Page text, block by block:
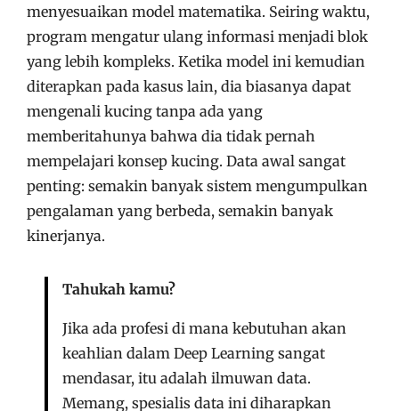
menyesuaikan model matematika. Seiring waktu,
program mengatur ulang informasi menjadi blok
yang lebih kompleks. Ketika model ini kemudian
diterapkan pada kasus lain, dia biasanya dapat
mengenali kucing tanpa ada yang
memberitahunya bahwa dia tidak pernah
mempelajari konsep kucing. Data awal sangat
penting: semakin banyak sistem mengumpulkan
pengalaman yang berbeda, semakin banyak
kinerjanya.
Tahukah kamu?
Jika ada profesi di mana kebutuhan akan
keahlian dalam Deep Learning sangat
mendasar, itu adalah ilmuwan data.
Memang, spesialis data ini diharapkan